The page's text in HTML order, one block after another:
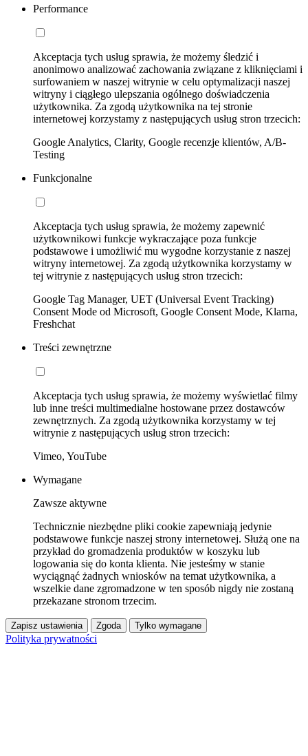
Performance
Akceptacja tych usług sprawia, że możemy śledzić i
anonimowo analizować zachowania związane z kliknięciami i
surfowaniem w naszej witrynie w celu optymalizacji naszej
witryny i ciągłego ulepszania ogólnego doświadczenia
użytkownika. Za zgodą użytkownika na tej stronie
internetowej korzystamy z następujących usług stron trzecich:
Google Analytics, Clarity, Google recenzje klientów, A/B-
Testing
Funkcjonalne
Akceptacja tych usług sprawia, że możemy zapewnić
użytkownikowi funkcje wykraczające poza funkcje
podstawowe i umożliwić mu wygodne korzystanie z naszej
witryny internetowej. Za zgodą użytkownika korzystamy w
tej witrynie z następujących usług stron trzecich:
Google Tag Manager, UET (Universal Event Tracking)
Consent Mode od Microsoft, Google Consent Mode, Klarna,
Freshchat
Treści zewnętrzne
Akceptacja tych usług sprawia, że możemy wyświetlać filmy
lub inne treści multimedialne hostowane przez dostawców
zewnętrznych. Za zgodą użytkownika korzystamy w tej
witrynie z następujących usług stron trzecich:
Vimeo, YouTube
Wymagane
Zawsze aktywne
Technicznie niezbędne pliki cookie zapewniają jedynie
podstawowe funkcje naszej strony internetowej. Służą one na
przykład do gromadzenia produktów w koszyku lub
logowania się do konta klienta. Nie jesteśmy w stanie
wyciągnąć żadnych wniosków na temat użytkownika, a
wszelkie dane zgromadzone w ten sposób nigdy nie zostaną
przekazane stronom trzecim.
Zapisz ustawienia Zgoda Tylko wymagane
Polityka prywatności